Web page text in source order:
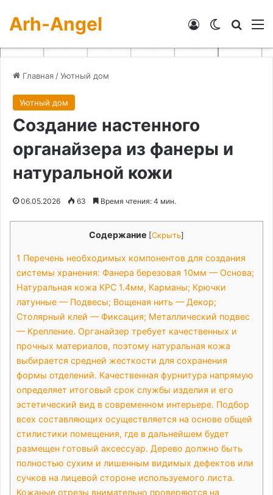
Arh-Angel Switch skin
Войти
Главная /Уютный дом
Уютный дом
Создание настенного
органайзера из фанеры и
натуральной кожи
06.05.2026 63 Время чтения: 4 мин.
Содержание [Скрыть]
1 Перечень необходимых компонентов для создания
системы хранения: Фанера березовая 10мм — Основа;
Натуральная кожа КРС 1.4мм, Карманы; Крючки
латунные — Подвесы; Вощеная нить — Декор;
Столярный клей — Фиксация; Металлический подвес
— Крепление. Органайзер требует качественных и
прочных материалов, поэтому натуральная кожа
выбирается средней жесткости для сохранения
формы отделений. Качественная фурнитура напрямую
определяет итоговый срок службы изделия и его
эстетический вид в современном интерьере. Подбор
всех составляющих осуществляется на основе общей
стилистики помещения, где в дальнейшем будет
размещен готовый аксессуар. Дерево должно быть
полностью сухим и лишенным видимых дефектов или
сучков на лицевой стороне используемого листа.
Кожаные отрезы внимательно проверяются на